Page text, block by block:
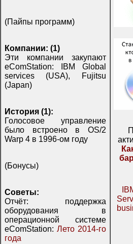
(Пайпы программ)
Компании: (1)
Эти компании закупают
eComStation: IBM Global
services (USA), Fujitsu
(Japan)
История (1):
Голосовое управление
было встроено в OS/2
Warp 4 в 1996-ом году
(Бонусы)
Советы:
Отчёт: поддержка
оборудования в
операционной системе
eComStation: Лето 2014-го
года